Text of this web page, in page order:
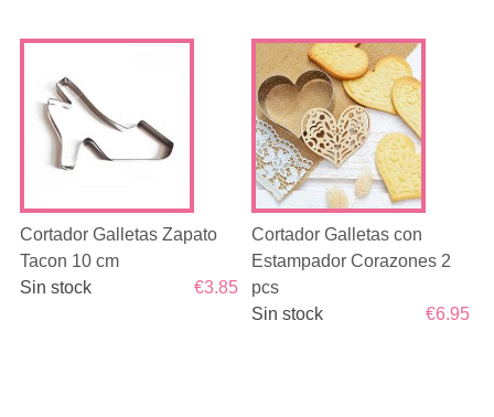
Cortador Galletas Zapato
Tacon 10 cm
€3.85
Sin stock
Cortador Galletas con
Estampador Corazones 2
pcs
€6.95
Sin stock